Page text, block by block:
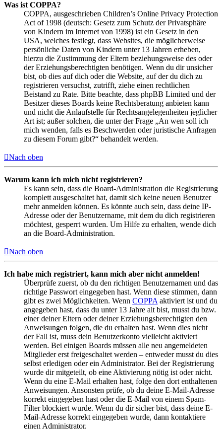
Was ist COPPA?
COPPA, ausgeschrieben Children’s Online Privacy Protection
Act of 1998 (deutsch: Gesetz zum Schutz der Privatsphäre
von Kindern im Internet von 1998) ist ein Gesetz in den
USA, welches festlegt, dass Websites, die möglicherweise
persönliche Daten von Kindern unter 13 Jahren erheben,
hierzu die Zustimmung der Eltern beziehungsweise des oder
der Erziehungsberechtigten benötigen. Wenn du dir unsicher
bist, ob dies auf dich oder die Website, auf der du dich zu
registrieren versuchst, zutrifft, ziehe einen rechtlichen
Beistand zu Rate. Bitte beachte, dass phpBB Limited und der
Besitzer dieses Boards keine Rechtsberatung anbieten kann
und nicht die Anlaufstelle für Rechtsangelegenheiten jeglicher
Art ist; außer solchen, die unter der Frage „An wen soll ich
mich wenden, falls es Beschwerden oder juristische Anfragen
zu diesem Forum gibt?“ behandelt werden.
Nach oben
Warum kann ich mich nicht registrieren?
Es kann sein, dass die Board-Administration die Registrierung
komplett ausgeschaltet hat, damit sich keine neuen Benutzer
mehr anmelden können. Es könnte auch sein, dass deine IP-
Adresse oder der Benutzername, mit dem du dich registrieren
möchtest, gesperrt wurden. Um Hilfe zu erhalten, wende dich
an die Board-Administration.
Nach oben
Ich habe mich registriert, kann mich aber nicht anmelden!
Überprüfe zuerst, ob du den richtigen Benutzernamen und das
richtige Passwort eingegeben hast. Wenn diese stimmen, dann
gibt es zwei Möglichkeiten. Wenn COPPA aktiviert ist und du
angegeben hast, dass du unter 13 Jahre alt bist, musst du bzw.
einer deiner Eltern oder deiner Erziehungsberechtigten den
Anweisungen folgen, die du erhalten hast. Wenn dies nicht
der Fall ist, muss dein Benutzerkonto vielleicht aktiviert
werden. Bei einigen Boards müssen alle neu angemeldeten
Mitglieder erst freigeschaltet werden – entweder musst du dies
selbst erledigen oder ein Administrator. Bei der Registrierung
wurde dir mitgeteilt, ob eine Aktivierung nötig ist oder nicht.
Wenn du eine E-Mail erhalten hast, folge den dort enthaltenen
Anweisungen. Ansonsten prüfe, ob du deine E-Mail-Adresse
korrekt eingegeben hast oder die E-Mail von einem Spam-
Filter blockiert wurde. Wenn du dir sicher bist, dass deine E-
Mail-Adresse korrekt eingegeben wurde, dann kontaktiere
einen Administrator.